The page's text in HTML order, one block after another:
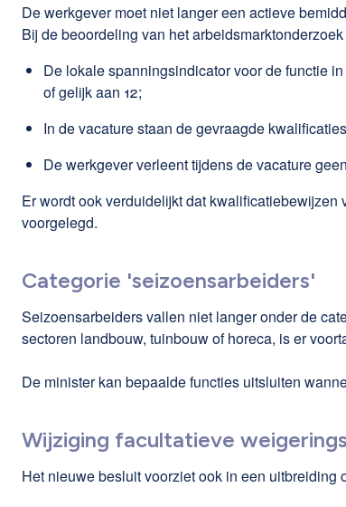
De werkgever moet niet langer een actieve
Bij de beoordeling van het
De lokale spanningsindicator voor de functie
of gelijk aan 12;
In de vacature staan de gevraagde
De werkgever verleent tijdens de vacature
Er wordt ook verduidelijkt dat
voorgelegd.
Categorie 'seizoensarbeiders'
Seizoensarbeiders vallen niet langer onder de
sectoren landbouw, tuinbouw of horeca, is er
De minister kan bepaalde functies uitsluiten
Wijziging facultatieve
Het nieuwe besluit voorziet ook in een uitbreiding